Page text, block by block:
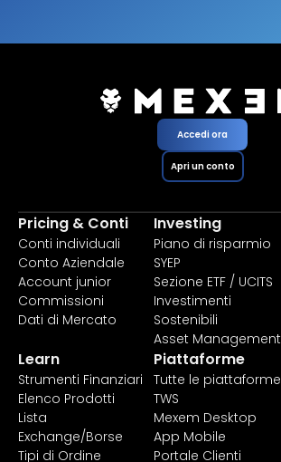
Accedi ora
Apri un conto
Pricing & Conti
Conti individuali
Conto Aziendale
Account junior
Commissioni
Dati di Mercato
Investing
Piano di risparmio
SYEP
Sezione ETF / UCITS
Investimenti
Sostenibili
Asset Management
Learn
Strumenti Finanziari
Elenco Prodotti
Lista
Exchange/Borse
Tipi di Ordine
Piattaforme
Tutte le piattaforme
TWS
Mexem Desktop
App Mobile
Portale Clienti